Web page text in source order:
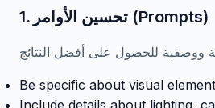
1. تحسين الأوامر (Prompts)
Be specific about visual
Include details about lighting,